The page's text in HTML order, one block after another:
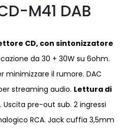
M41 DAB
CD, con sintonizzatore
da 30 + 30W su 6ohm.
minimizzare il rumore. DAC
streaming audio. Lettura di
. Uscita pre-out sub. 2 ingressi
RCA. Jack cuffia 3,5mm